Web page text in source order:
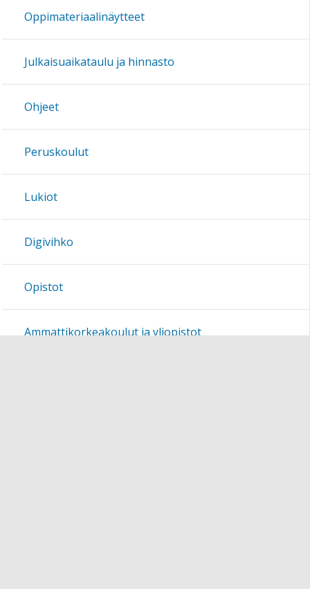
Oppimateriaalinäytteet
Julkaisuaikataulu ja hinnasto
Ohjeet
Peruskoulut
Lukiot
Digivihko
Opistot
Ammattikorkeakoulut ja yliopistot